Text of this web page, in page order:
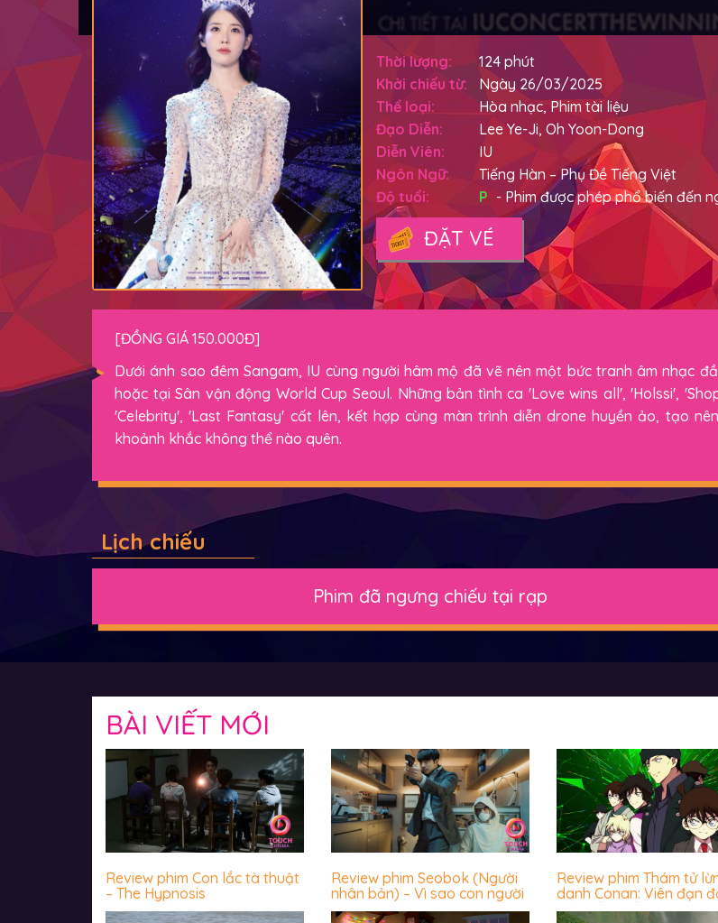
Thời lượng:
124 phút
Khởi chiếu từ:
Ngày 26/03/2025
Thể loại:
Hòa nhạc, Phim tài liệu
Đạo Diễn:
Lee Ye-Ji, Oh Yoon-Dong
Diễn Viên:
IU
Ngôn Ngữ:
Tiếng Hàn – Phụ Đề Tiếng Việt
Độ tuổi:
P - Phim được phép phổ biến đến
ĐẶT VÉ
[ĐỒNG GIÁ 150.000Đ]
Dưới ánh sao đêm Sangam, IU cùng người hâm mộ đã vẽ nên một bức tranh âm nhạc
hoặc tại Sân vận động World Cup Seoul. Những bản tình ca 'Love wins all', 'Holssi',
'Celebrity', 'Last Fantasy' cất lên, kết hợp cùng màn trình diễn drone huyền ảo, tạo
khoảnh khắc không thể nào quên.
Lịch chiếu
Phim đã ngưng chiếu tại rạp
BÀI VIẾT MỚI
Review phim Con lắc tà thuật
– The Hypnosis
Review phim Seobok (Người
nhân bản) – Vì sao con người
luôn sợ hãi trước cái chết?
Review phim Thám tử
danh Conan: Viên đạn
Hấp dẫn miễn chê